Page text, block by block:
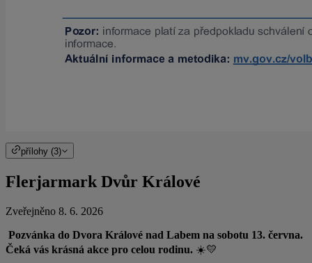
přílohy (3)
Flerjarmark Dvůr Králové
Zveřejněno 8. 6. 2026
Pozvánka do Dvora Králové nad Labem na sobotu 13. června.
Čeká vás krásná akce pro celou rodinu. ☀️💛